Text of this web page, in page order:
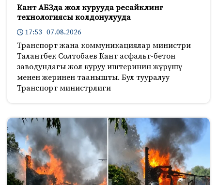
Кант АБЗда жол курууда ресайклинг
технологиясы колдонулууда
17:53 07.08.2026
Транспорт жана коммуникациялар министри
Талантбек Солтобаев Кант асфальт-бетон
заводундагы жол куруу иштеринин жүрүшү
менен жеринен таанышты. Бул тууралуу
Транспорт министрлиги